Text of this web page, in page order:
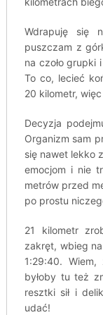
Wdrapuję się
puszczam z
na czoło grupki
To co, lecieć
20 kilometr,
Decyzja
Organizm sam
się nawet lekko
emocjom i nie
metrów przed
po prostu
21 kilometr
zakręt, wbieg
1:29:40.
byłoby tu też
resztki sił i
udać!